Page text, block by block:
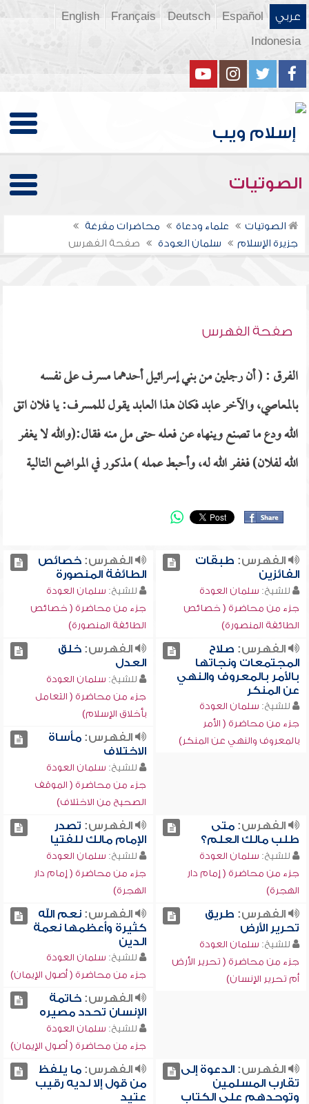
عربي Español
Deutsch
Français
English
Indonesia
الصوتيات
الصوتيات علماء ودعاة
محاضرات مفرغة
جزيرة الإسلام
سلمان العودة صفحة الفهرس
صفحة الفهرس
الفرق : ( أن رجلين من بني إسرائيل أحدهما مسرف على نفسه
بالمعاصي، والآخر عابد فكان هذا العابد يقول للمسرف: يا فلان اتق
الله ودع ما تصنع وينهاه عن فعله حتى مل منه فقال:(والله لا يغفر
الله لفلان) فغفر الله له، وأحبط عمله ) مذكور في المواضع التالية
الفهرس: طبقات
الفائزين
للشيخ: سلمان العودة
جزء من محاضرة ( خصائص
الطائفة المنصورة)
الفهرس:خصائص
الطائفة المنصورة
للشيخ: سلمان العودة
جزء من محاضرة ( خصائص
الطائفة المنصورة)
الفهرس: صلاح
المجتمعات ونجاتها
بالأمر بالمعروف والنهي
عن المنكر
للشيخ: سلمان العودة
جزء من محاضرة ( الأمر
بالمعروف والنهي عن المنكر)
الفهرس:خلق
العدل
للشيخ: سلمان العودة
جزء من محاضرة ( التعامل
بأخلاق الإسلام)
الفهرس:مأساة
الاختلاف
للشيخ: سلمان العودة
جزء من محاضرة ( الموقف
الصحيح من الاختلاف)
الفهرس:متى
طلب مالك العلم؟
للشيخ: سلمان العودة
جزء من محاضرة ( إمام دار
الهجرة)
الفهرس: تصدر
الإمام مالك للفتيا
للشيخ: سلمان العودة
جزء من محاضرة ( إمام دار
الهجرة)
الفهرس: طريق
تحرير الأرض
للشيخ: سلمان العودة
جزء من محاضرة ( تحرير الأرض
أم تحرير الإنسان)
الفهرس:نعم الله
كثيرة وأعظمها نعمة
الدين
للشيخ: سلمان العودة
جزء من محاضرة ( أصول الإيمان)
الفهرس:خاتمة
الإنسان تحدد مصيره
للشيخ: سلمان العودة
جزء من محاضرة ( أصول الإيمان)
الفهرس:الدعوة إلى
تقارب المسلمين
وتوحدهم على الكتاب
الفهرس:ما يلفظ
من قول إلا لديه رقيب
عتيد